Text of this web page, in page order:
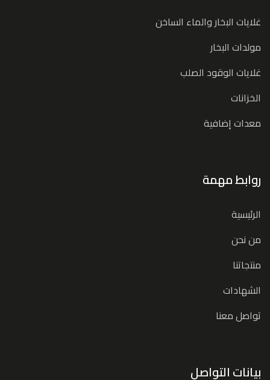
غلايات البخار والماء الساخن
مولدات البخار
غلايات الوقود الصلب
الخزانات
معدات إضافية
روابط مهمة
الرئيسية
من نحن
منتجاتنا
الشهادات
تواصل معنا
بيانات التواصل